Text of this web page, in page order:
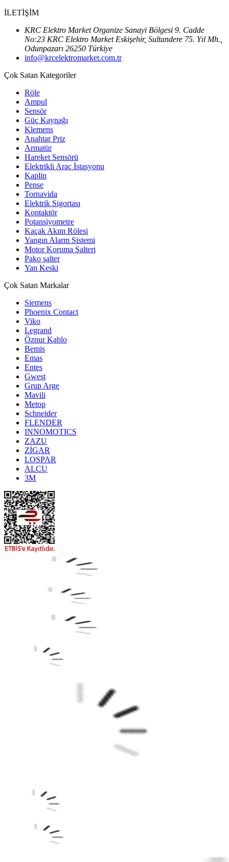
İLETİŞİM
KRC Elektro Market Organize Sanayi Bölgesi 9. Cadde
No:23 KRC Elektro Market Eskişehir, Sultandere 75. Yıl Mh.,
Odunpazarı 26250 Türkiye
info@krcelektromarket.com.tr
Çok Satan Kategoriler
Röle
Ampul
Sensör
Güç Kaynağı
Klemens
Anahtar Priz
Armatür
Hareket Sensörü
Elektrikli Araç İstasyonu
Kaplin
Pense
Tornavida
Elektrik Sigortası
Kontaktör
Potansiyometre
Kaçak Akım Rölesi
Yangın Alarm Sistemi
Motor Koruma Şalteri
Pako şalter
Yan Keski
Çok Satan Markalar
Siemens
Phoenix Contact
Viko
Legrand
Öznur Kablo
Bemis
Emas
Entes
Gwest
Grup Arge
Mavili
Metop
Schneider
FLENDER
INNOMOTICS
ZAZU
ZİGAR
LOSPAR
ALCU
3M